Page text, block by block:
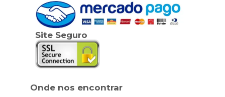
Site Seguro
Onde nos encontrar